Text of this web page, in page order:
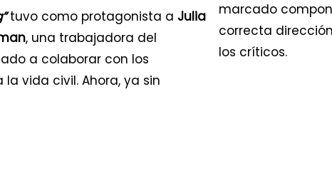
tuvo como protagonista a Julia
, una trabajadora del
a colaborar con los
vida civil. Ahora, ya sin
marcado
correcta
los críticos.